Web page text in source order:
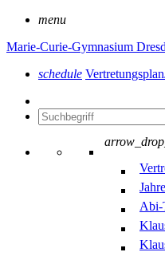
menu
Marie-Curie-Gymnasium
schedule Vertretungsplan
Abi-